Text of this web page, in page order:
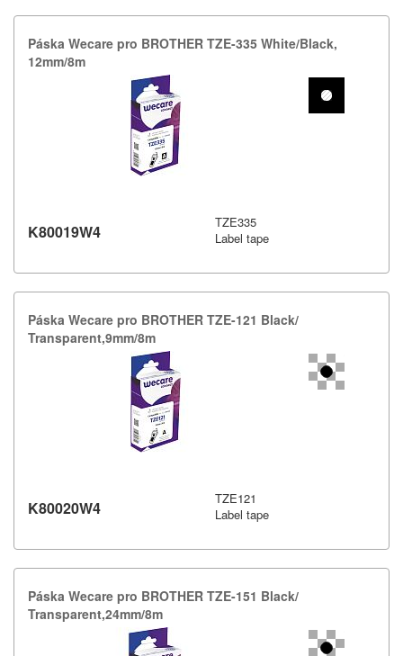
Páska Wecare pro BROTHER TZE-​335 White/​Black,​
12mm/​8m
K80019W4
TZE335
Label tape
Páska Wecare pro BROTHER TZE-​121 Black/​
Transparent,​9mm/​8m
K80020W4
TZE121
Label tape
Páska Wecare pro BROTHER TZE-​151 Black/​
Transparent,​24mm/​8m